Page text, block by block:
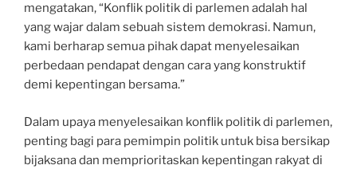
mengatakan, “Konflik politik di parlemen adalah hal
yang wajar dalam sebuah sistem demokrasi. Namun,
kami berharap semua pihak dapat menyelesaikan
perbedaan pendapat dengan cara yang konstruktif
demi kepentingan bersama.”
Dalam upaya menyelesaikan konflik politik di parlemen,
penting bagi para pemimpin politik untuk bisa bersikap
bijaksana dan memprioritaskan kepentingan rakyat di